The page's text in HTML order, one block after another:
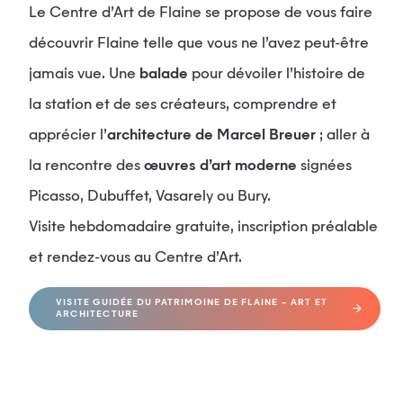
Le Centre d’Art de Flaine se propose de vous faire
découvrir Flaine telle que vous ne l’avez peut-être
jamais vue. Une balade pour dévoiler l’histoire de
la station et de ses créateurs, comprendre et
apprécier l’architecture de Marcel Breuer ; aller à
la rencontre des œuvres d’art moderne signées
Picasso, Dubuffet, Vasarely ou Bury.
Visite hebdomadaire gratuite, inscription préalable
et rendez-vous au Centre d’Art.
VISITE GUIDÉE DU PATRIMOINE DE FLAINE – ART ET
ARCHITECTURE